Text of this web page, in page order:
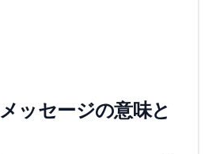
ッセージの意味と